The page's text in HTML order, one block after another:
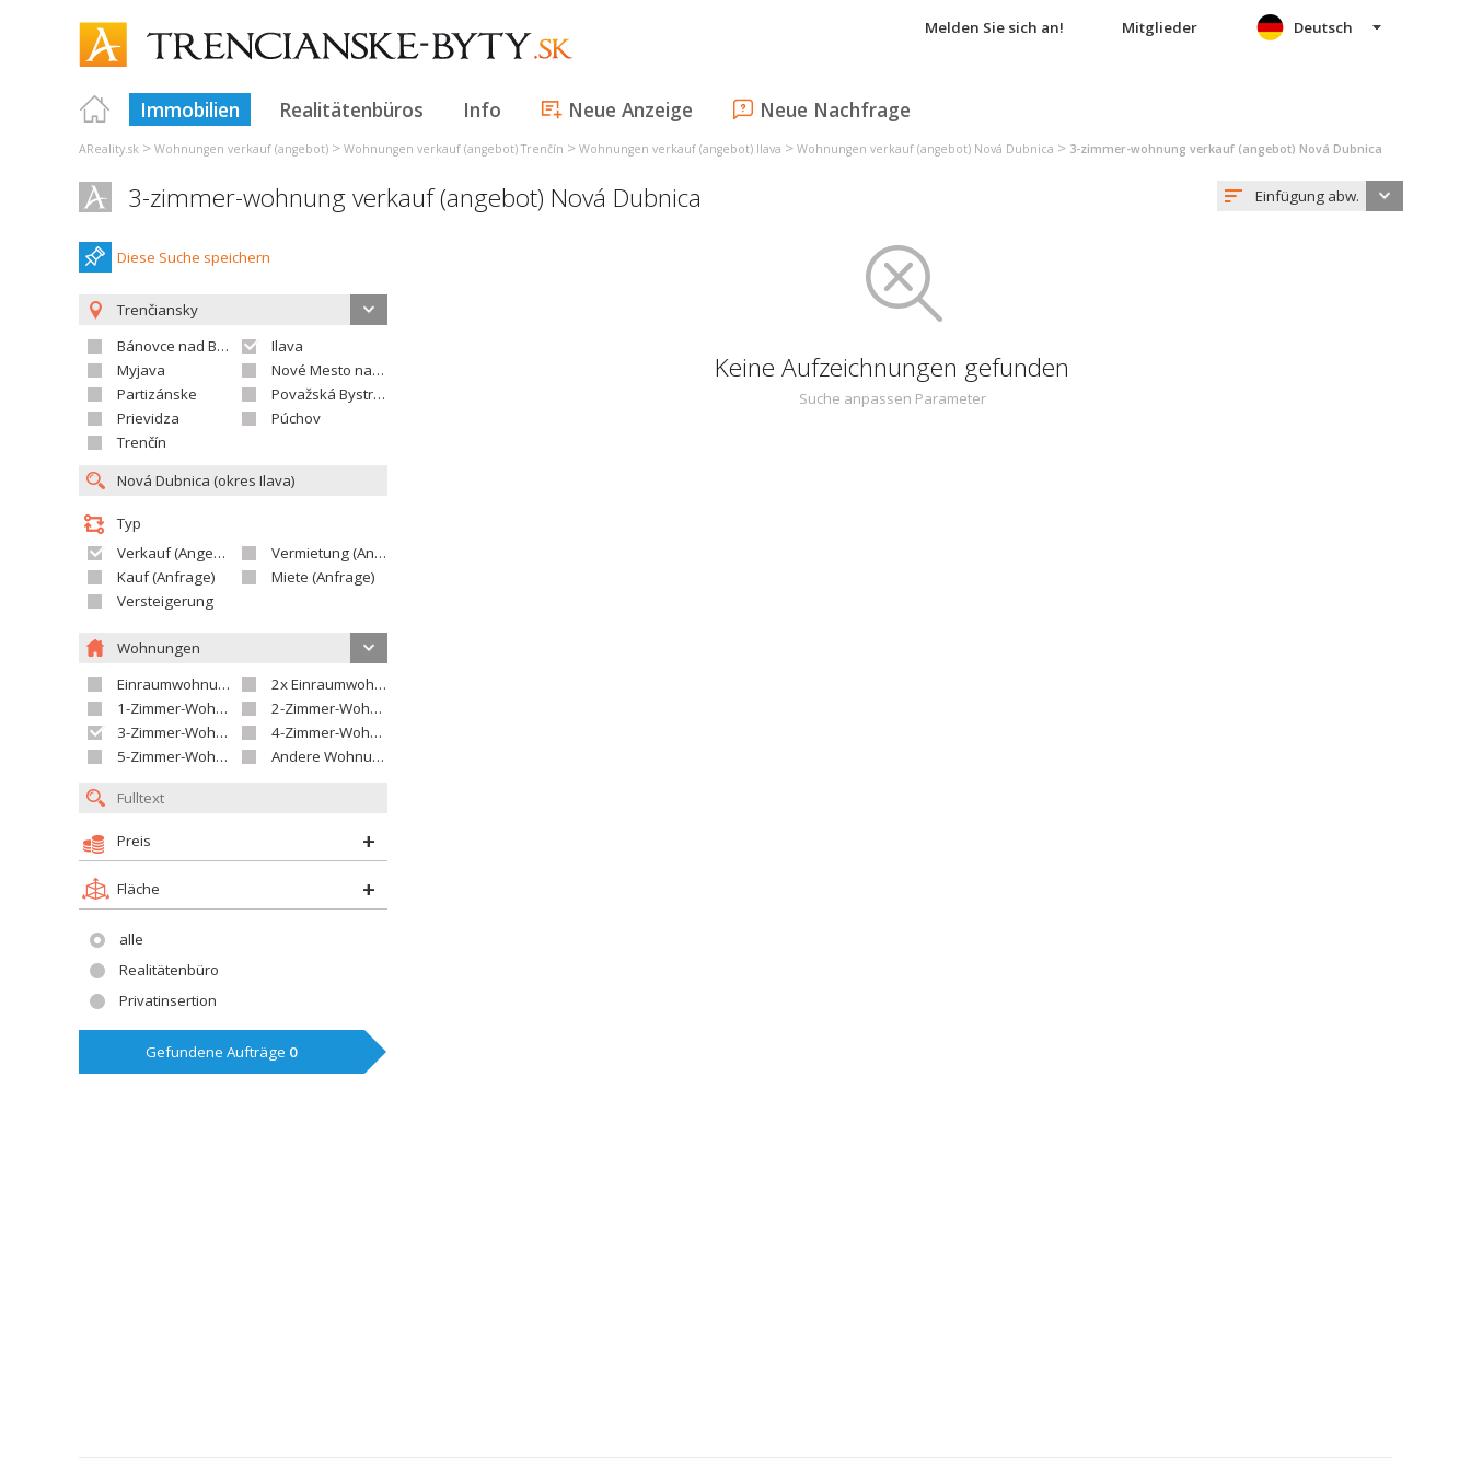
Melden Sie sich an! Mitglieder
Immobilien Realitätenbüros Info Neue Anzeige Neue Nachfrage
Deutsch
AReality.sk > Wohnungen verkauf (angebot) > Wohnungen verkauf (angebot) Trenčín > Wohnungen verkauf (angebot) Ilava > Wohnungen verkauf (angebot) Nová Dubnica > 3-zimmer-wohnung verkauf (angebot) Nová Dubnica
3-zimmer-wohnung verkauf (angebot) Nová Dubnica Einfügung abw.
Diese Suche speichern
Trenčiansky
Bánovce nad Bebravou
Ilava
Myjava
Nové Mesto nad Váhom
Partizánske
Považská Bystrica
Prievidza
Púchov
Trenčín
Typ
Verkauf (Angebot)
Vermietung (Angebot)
Kauf (Anfrage)
Miete (Anfrage)
Versteigerung
Wohnungen
Einraumwohnung
2x Einraumwohnung
1-Zimmer-Wohnung
2-Zimmer-Wohnung
3-Zimmer-Wohnung
4-Zimmer-Wohnung
5-Zimmer-Wohnung und größer
Andere Wohnung
Preis
Fläche
alle
Realitätenbüro
Privatinsertion
Gefundene Aufträge 0
Keine Aufzeichnungen gefunden
Suche anpassen Parameter